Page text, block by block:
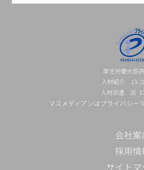
厚生労働大臣
人材紹介 13-
人材派遣 派
マスメディアンはプライバシー
会社案
採用情
サイト